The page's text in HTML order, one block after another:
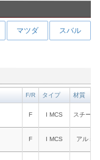
マツダ スバル
F/R タイプ 材質
F I MCS スチール
F I MCS アルミ